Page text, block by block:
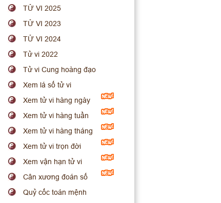
TỬ VI 2025
TỬ VI 2023
TỬ VI 2024
Tử vi 2022
Tử vi Cung hoàng đạo
Xem lá số tử vi
Xem tử vi hàng ngày
Xem tử vi hàng tuần
Xem tử vi hàng tháng
Xem tử vi trọn đời
Xem vận hạn tử vi
Cân xương đoán số
Quỷ cốc toán mệnh